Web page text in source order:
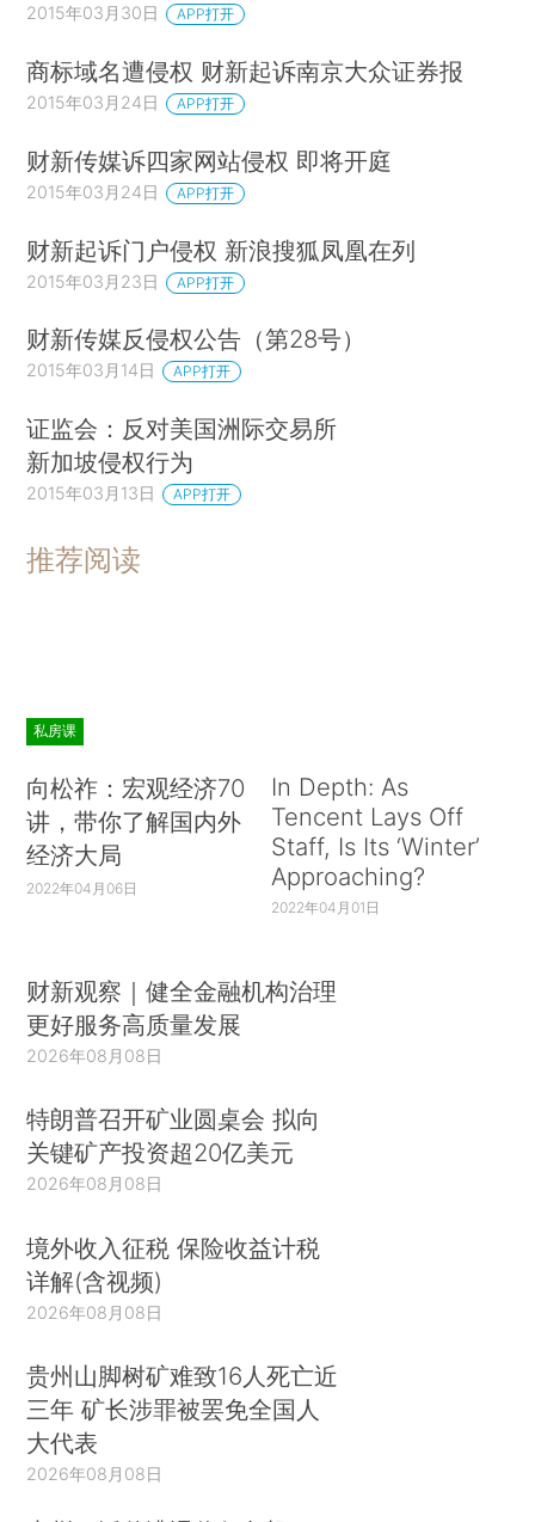
这是报刊约稿用稿程序的一个重大变化。这也适用
于首次发表作品的网站。问题是如何实施。
对于与报刊保持较长时间供稿关系的专栏作
者，订立这样的合同是一种可行的办法。《通知》
根据《著作权法》规定所罗列的权利种类、专有许
一点必须明确，就是提高稿酬。现行稿酬都是按照
一次性使用支付的，报刊再把作品提供给第三方使
用获利，不分配一点给作者，恐怕说不过去。
对于偶然投稿、约稿的作者，这样做有点难。
特别是报纸，由于作品的时效性，作者和报纸单位
又往往不在同一地点，如何在有限时间内签订公平
有效的合同，需要探索。也许有的报纸会考虑采取
站转载，这种办法不符合合同必须平等协商的原
的作品。
至于对于第二轮以后的转载，这种许可合同更
是“鞭长莫及”。合同只能确定合同当事人之间的权
利和义务关系，作者可以许可原发报刊许可他人转
载自己的作品，不可能再许可被原发报刊许可的转
己转载的作品再次给其他媒体转载，还是要征得作
者的许可并付酬。现在有的网站指责转发它的内容
收费来抵充向原发报刊支付的费用岂不成为你享用
了“免费的午餐”吗？《通知》对此并未涉及，有待
明确。
在我看来，按照我国著作权法体制，较为简便
可行并可以确保作者权益的做法是赋予网络媒体和
报刊等传统媒体在版权使用方面的平等地位，将相
民法院关于网络著作权的司法解释是这样规定的，
但是在2006年的司法解释中删除了这一规定，没
有见到官方对此作出解释。实行这种做法的唯一缺
2015年03月30日 APP打开
商标域名遭侵权 财新起诉南京大众证券报
2015年03月24日 APP打开
财新传媒诉四家网站侵权 即将开庭
2015年03月24日 APP打开
财新起诉门户侵权 新浪搜狐凤凰在列
2015年03月23日 APP打开
财新传媒反侵权公告（第28号）
2015年03月14日 APP打开
证监会：反对美国洲际交易所
新加坡侵权行为
2015年03月13日 APP打开
推荐阅读
私房课
向松祚：宏观经济70
讲，带你了解国内外
经济大局
2022年04月06日
In Depth: As
Tencent Lays Off
Staff, Is Its ‘Winter’
Approaching?
2022年04月01日
财新观察｜健全金融机构治理
更好服务高质量发展
2026年08月08日
特朗普召开矿业圆桌会 拟向
关键矿产投资超20亿美元
2026年08月08日
境外收入征税 保险收益计税
详解(含视频)
2026年08月08日
贵州山脚树矿难致16人死亡近
三年 矿长涉罪被罢免全国人
大代表
2026年08月08日